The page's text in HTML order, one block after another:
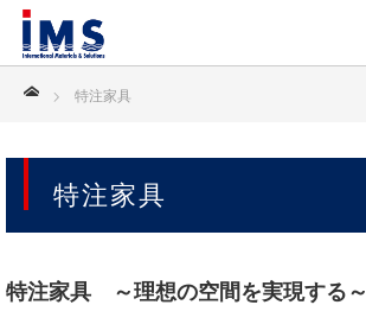
ホーム
特注家具
特注家具
特注家具 ～理想の空間を実現する～